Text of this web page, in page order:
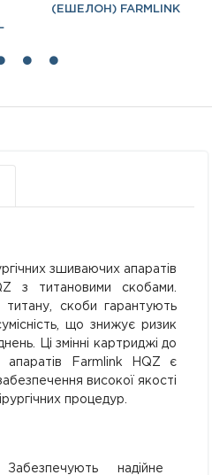
(ЕШЕЛОН) FARMLINK
зшиваючих апаратів
з титановими скобами.
скоби гарантують
що знижує ризик
Ці змінні картриджі до
апаратів Farmlink HQZ є
високої якості
процедур.
надійне